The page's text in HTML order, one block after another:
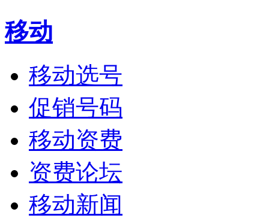
移动
移动选号
促销号码
移动资费
资费论坛
移动新闻